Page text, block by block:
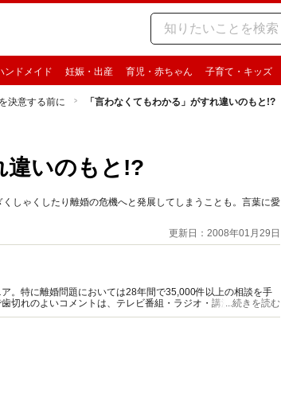
ンドメイド 妊娠・出産 育児・赤ちゃん 子育て・キッズ
決意する前に 「言わなくてもわかる」がすれ違いのもと!?
違いのもと!?
しゃくしたり離婚の危機へと発展してしまうことも。言葉に愛
更新日：2008年01月29日
。特に離婚問題においては28年間で35,000件以上の相談を手
切れのよいコメントは、テレビ番組・ラジオ・講演などでも、
を開講中。
...続きを読む